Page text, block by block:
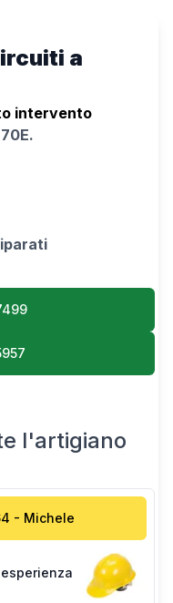
a
intervento
70E.
l'artigiano
- Michele